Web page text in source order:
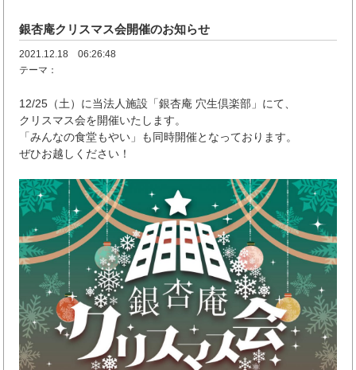
銀杏庵クリスマス会開催のお知らせ
2021.12.18 06:26:48
テーマ：
12/25（土）に当法人施設「銀杏庵 穴生倶楽部」にて、
クリスマス会を開催いたします。
「みんなの食堂もやい」も同時開催となっております。
ぜひお越しください！